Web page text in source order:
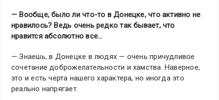
— Вообще, было ли что-то в Донецке, что активно не
нравилось? Ведь очень редко так бывает, что
нравится абсолютно все…
— Знаешь, в Донецке в людях — очень причудливое
сочетание доброжелательности и хамства. Наверное,
это и есть черта нашего характера, но иногда это
реально напрягает.